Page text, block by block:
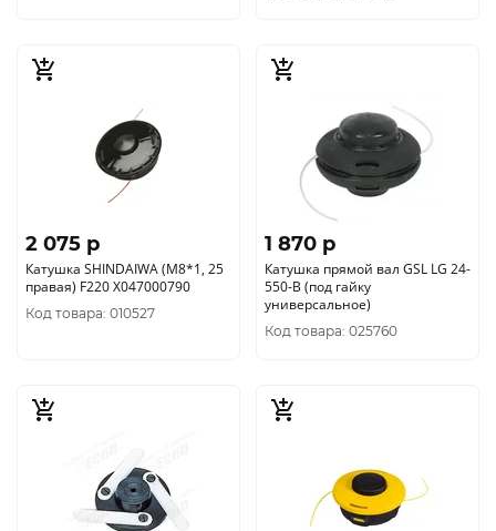
2 075 p
Катушка SHINDAIWA (М8*1, 25
правая) F220 X047000790
Код товара: 010527
1 870 p
Катушка прямой вал GSL LG 24-
550-B (под гайку
универсальное)
Код товара: 025760